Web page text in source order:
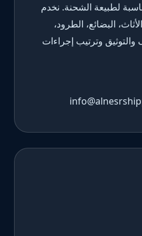
لطبيعة الشحنة. نخدم
البضائع، الطرود،
والتوثيق وترتيب إجراءات